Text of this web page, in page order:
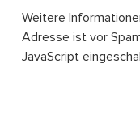
Weitere
Adresse ist vor
JavaScript